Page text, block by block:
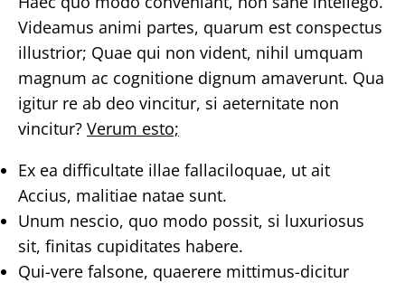
Videamus animi partes, quarum est conspectus
illustrior; Quae qui non vident, nihil umquam
magnum ac cognitione dignum amaverunt. Qua
igitur re ab deo vincitur, si aeternitate non
vincitur? Verum esto;
Ex ea difficultate illae fallaciloquae, ut ait
Accius, malitiae natae sunt.
Unum nescio, quo modo possit, si luxuriosus
sit, finitas cupiditates habere.
Qui-vere falsone, quaerere mittimus-dicitur